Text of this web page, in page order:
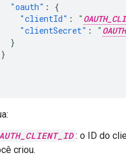
"oauth" :
{
"clientId" : "
"clientSecret" : "
}
}
: o ID do
criou.